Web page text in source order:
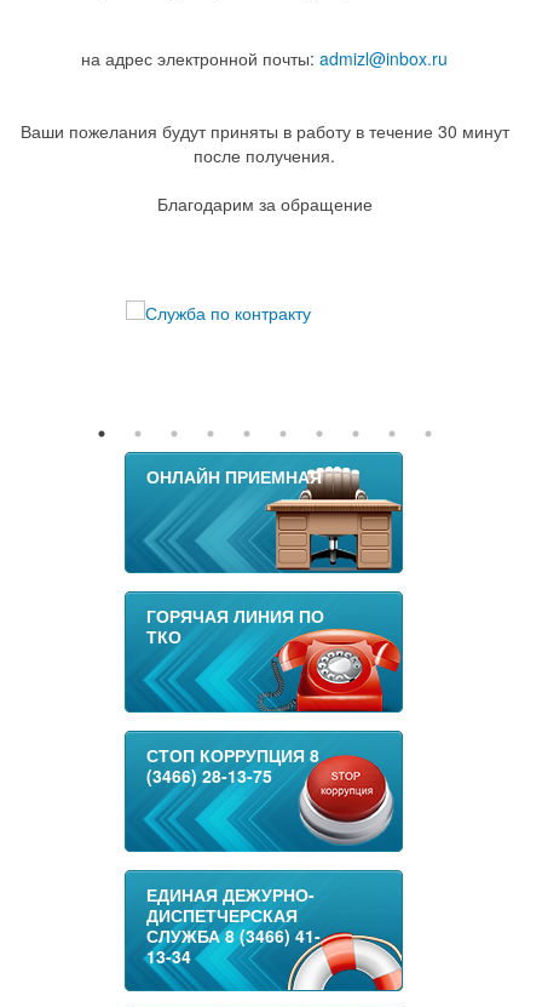
на адрес электронной почты: admizl@inbox.ru
Ваши пожелания будут приняты в работу в течение 30 минут
после получения.
Благодарим за обращение
ОНЛАЙН ПРИЕМНАЯ
ГОРЯЧАЯ ЛИНИЯ ПО
ТКО
СТОП КОРРУПЦИЯ 8
(3466) 28-13-75
ЕДИНАЯ ДЕЖУРНО-
ДИСПЕТЧЕРСКАЯ
СЛУЖБА 8 (3466) 41-
13-34